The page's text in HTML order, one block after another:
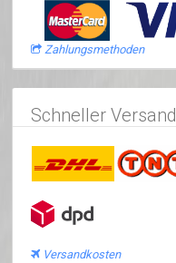
Zahlungsmethoden
Schneller Versand
Versandkosten